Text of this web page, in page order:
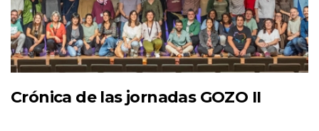
Crónica de las jornadas GOZO II